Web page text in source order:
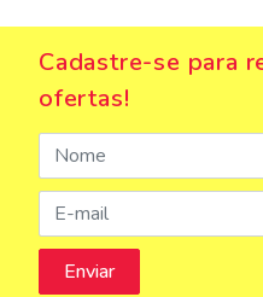
Cadastre-se para
ofertas!